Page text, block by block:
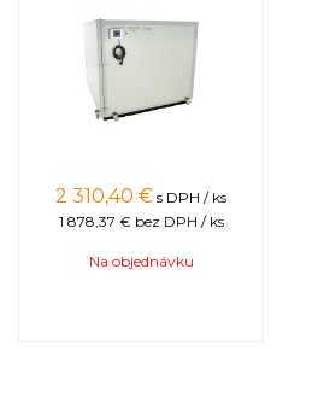
2 310,40 € s DPH / ks
1 878,37 € bez DPH / ks
Na objednávku